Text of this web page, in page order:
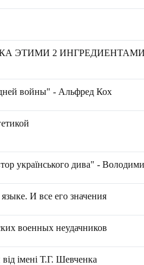
ЭТИМИ 2 ИНГРЕДИЕНТАМИ!
войны" - Альфред Кох
українського дива" -
И все его значения
военных неудачников
від імені Т.Г. Шевченка